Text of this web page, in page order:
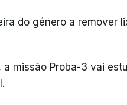
do género a remover
missão Proba-3 vai